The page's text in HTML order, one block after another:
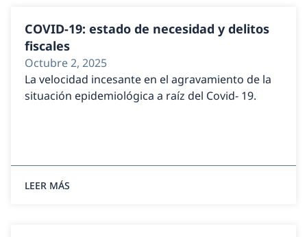
COVID-19: estado de necesidad y delitos
fiscales
Octubre 2, 2025
La velocidad incesante en el agravamiento de la
situación epidemiológica a raíz del Covid- 19.
LEER MÁS